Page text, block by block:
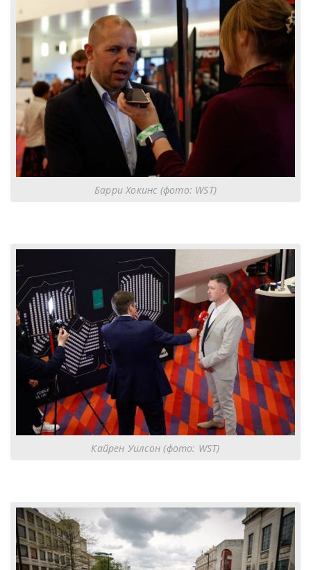
Барри Хокинс (фото: WST)
Кайрен Уилсон (фото: WST)